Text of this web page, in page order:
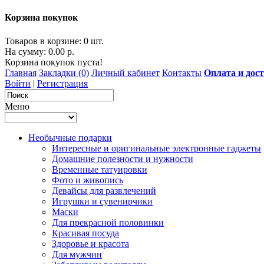
Корзина покупок
Товаров в корзине: 0 шт.
На сумму: 0.00 р.
Корзина покупок пуста!
Главная Закладки (0) Личный кабинет Контакты Оплата и
Войти | Регистрация
Меню
Необычные подарки
Интересные и оригинальные электронные гаджеты
Домашние полезности и нужности
Временные татуировки
Фото и живопись
Девайсы для развлечений
Игрушки и сувенирчики
Маски
Для прекрасной половинки
Красивая посуда
Здоровье и красота
Для мужчин